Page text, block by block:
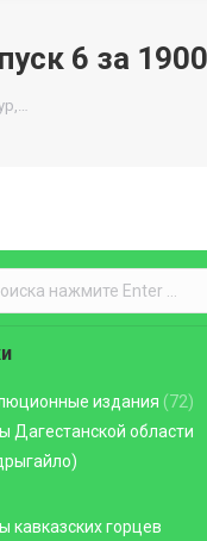
6 за
издания (72)
Дагестанской области
кавказских горцев